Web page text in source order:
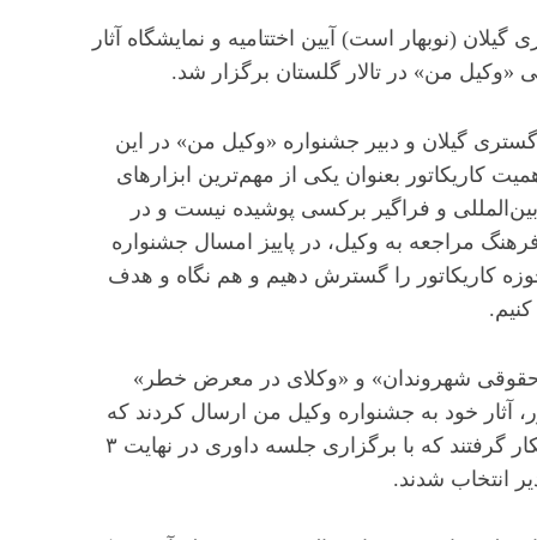
(نوبهار است) آیین اختتامیه و نمایشگاه آثار
من» در تالار گلستان برگزار شد.
گیلان و دبیر جشنواره «وکیل من» در این
کاریکاتور بعنوان یکی از مهم‌ترین ابزارهای
و فراگیر برکسی پوشیده نیست و در
مراجعه به وکیل، در پاییز امسال جشنواره
کاریکاتور را گسترش دهیم و هم نگاه و هدف
شهروندان» و «وکلای در معرض خطر»
از سراسر کشور، آثار خود به جشنواره وکیل من ارسال کردند که
هنر خود را در راستای نشان دادن نقش وکیل در جامعه بکار گرفتند که با برگزاری جلسه داوری در نهایت ۳